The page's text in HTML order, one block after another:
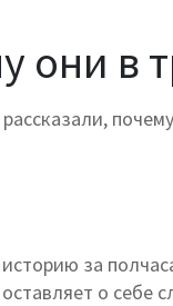
они в
за
о себе